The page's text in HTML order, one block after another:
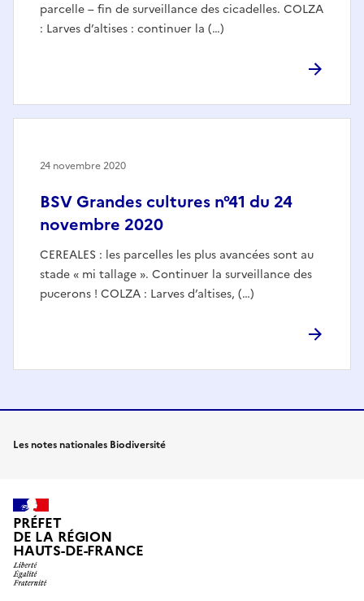
parcelle – fin de surveillance des cicadelles. COLZA
: Larves d’altises : continuer la (…)
BSV Grandes cultures n°41 du 24
novembre 2020
CEREALES : les parcelles les plus avancées sont au
stade « mi tallage ». Continuer la surveillance des
pucerons ! COLZA : Larves d’altises, (…)
24 novembre 2020
Les notes nationales Biodiversité
PRÉFET
DE LA RÉGION
HAUTS-DE-FRANCE